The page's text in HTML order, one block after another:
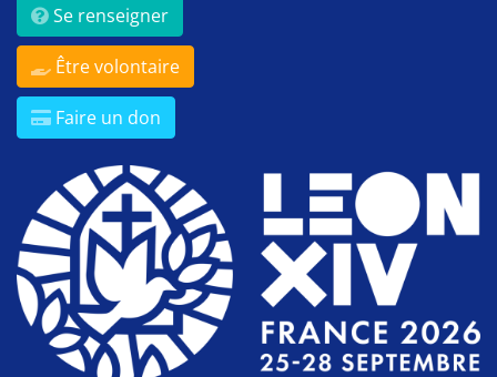
Se renseigner
Être volontaire
Faire un don